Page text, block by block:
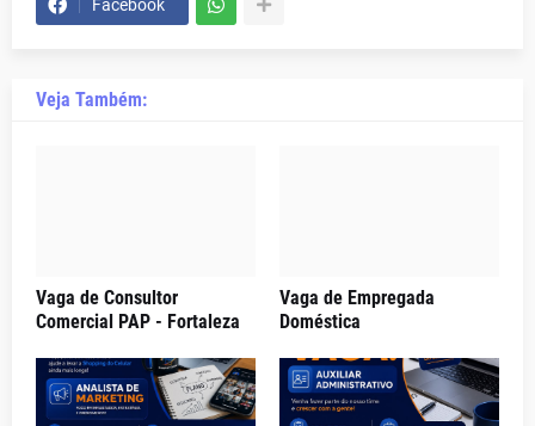
Facebook
Veja Também:
Vaga de Consultor
Comercial PAP - Fortaleza
Vaga de Empregada
Doméstica